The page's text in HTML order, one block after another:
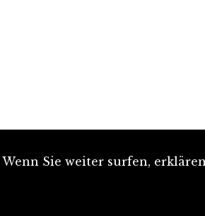
Sie weiter surfen,